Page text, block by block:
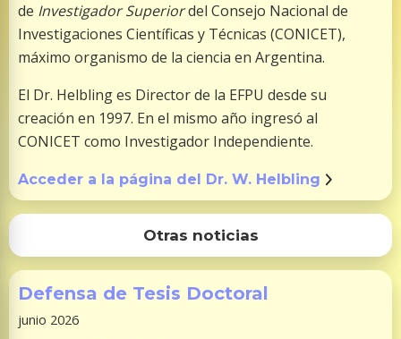
de Investigador Superiordel Consejo Nacional de
Investigaciones Científicas y Técnicas (CONICET),
máximo organismo de la ciencia en Argentina.
El Dr. Helbling es Director de la EFPU desde su
creación en 1997. En el mismo año ingresó al
CONICET como Investigador Independiente.
Acceder a la página del Dr. W. Helbling
Otras noticias
Defensa de Tesis Doctoral
junio 2026